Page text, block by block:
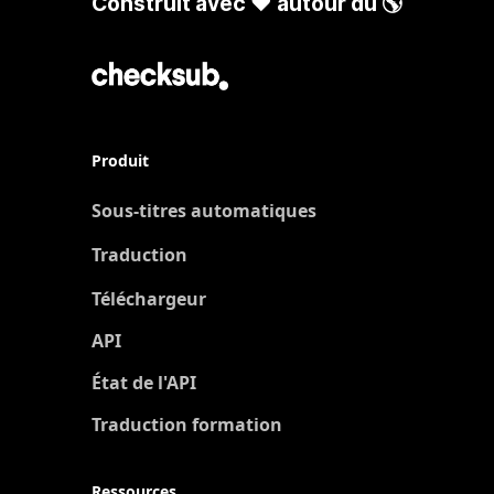
Produit
Sous-titres automatiques
Traduction
Téléchargeur
API
État de l'API
Traduction formation